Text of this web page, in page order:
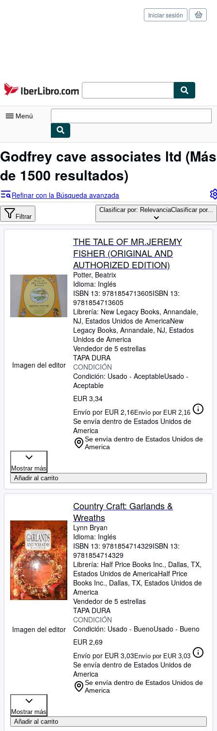
Pasar al contenido principal
IberLibro.com
Iniciar sesión
Menú
Mi cuenta
Consultar mis pedidos
Búsqueda avanzada
Colecciones
Comenzar a vender
Ayuda
CERRAR
Godfrey cave associates ltd (Más
de 1500 resultados)
Refinar con la Búsqueda avanzada
Filtrar
Clasificar por: RelevanciaClasificar por...
Imagen del editor
THE TALE OF MR.JEREMY
FISHER (ORIGINAL AND
AUTHORIZED EDITION)
Potter, Beatrix
Idioma: Inglés
ISBN 13: 9781854713605ISBN 13:
9781854713605
Librería: New Legacy Books, Annandale,
NJ, Estados Unidos de AmericaNew
Legacy Books, Annandale, NJ, Estados
Unidos de America
Vendedor de 5 estrellas
TAPA DURA
CONDICIÓN
Condición: Usado - AceptableUsado -
Aceptable
EUR 3,34
Envío por EUR 2,16Envío por EUR 2,16
Se envía dentro de Estados Unidos de
America
Se envía dentro de Estados Unidos de
America
Mostrar más
Añadir al carrito
Imagen del editor
Country Craft: Garlands &
Wreaths
Lynn Bryan
Idioma: Inglés
ISBN 13: 9781854714329ISBN 13:
9781854714329
Librería: Half Price Books Inc., Dallas, TX,
Estados Unidos de AmericaHalf Price
Books Inc., Dallas, TX, Estados Unidos de
America
Vendedor de 5 estrellas
TAPA DURA
CONDICIÓN
Condición: Usado - BuenoUsado - Bueno
EUR 2,69
Envío por EUR 3,03Envío por EUR 3,03
Se envía dentro de Estados Unidos de
America
Se envía dentro de Estados Unidos de
America
Mostrar más
Añadir al carrito